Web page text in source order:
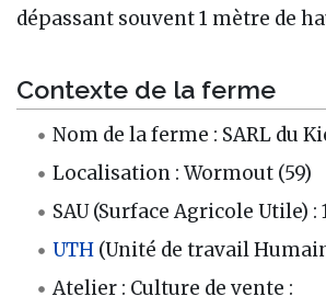
dépassant souvent 1 mètre de
Contexte de la ferme
Nom de la ferme : SARL du
Localisation : Wormout (59)
SAU (Surface Agricole Utile) :
UTH (Unité de travail
Atelier : Culture de vente :